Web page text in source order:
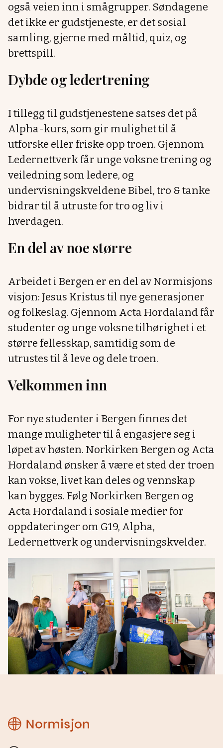
også veien inn i smågrupper. Søndagene
det ikke er gudstjeneste, er det sosial
samling, gjerne med måltid, quiz, og
brettspill.
Dybde og ledertrening
I tillegg til gudstjenestene satses det på
Alpha-kurs, som gir mulighet til å
utforske eller friske opp troen. Gjennom
Ledernettverk får unge voksne trening og
veiledning som ledere, og
undervisningskveldene Bibel, tro & tanke
bidrar til å utruste for tro og liv i
hverdagen.
En del av noe større
Arbeidet i Bergen er en del av Normisjons
visjon: Jesus Kristus til nye generasjoner
og folkeslag. Gjennom Acta Hordaland får
studenter og unge voksne tilhørighet i et
større fellesskap, samtidig som de
utrustes til å leve og dele troen.
Velkommen inn
For nye studenter i Bergen finnes det
mange muligheter til å engasjere seg i
løpet av høsten. Norkirken Bergen og Acta
Hordaland ønsker å være et sted der troen
kan vokse, livet kan deles og vennskap
kan bygges. Følg Norkirken Bergen og
Acta Hordaland i sosiale medier for
oppdateringer om G19, Alpha,
Ledernettverk og undervisningskvelder.
Normisjon
Hordaland